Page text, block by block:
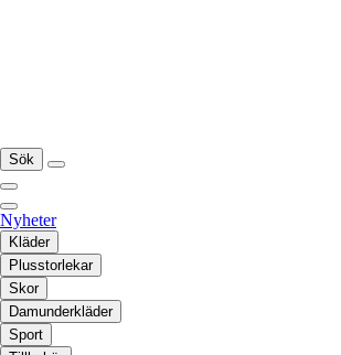
Sök
Nyheter
Kläder
Plusstorlekar
Skor
Damunderkläder
Sport